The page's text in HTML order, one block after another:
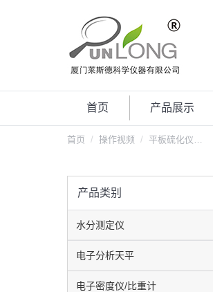
首页 产品展示
您在这里：
首页 操作视频 平板硫化仪…
产品类别
水分测定仪
电子分析天平
电子密度仪/比重计